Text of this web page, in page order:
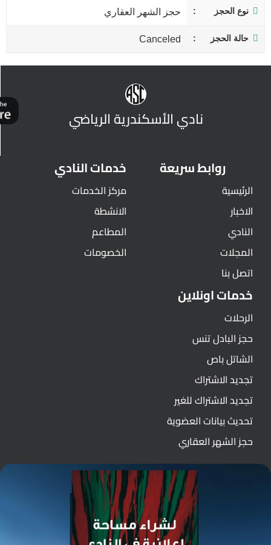
نوع الحجز حجز الشهر العقاري
حالة الحجز Canceled
نادي الأسكندرية الرياضي
روابط سريعة
الرئيسية
الاخبار
النادي
المجلات
اتصل بنا
خدمات النادي
مركز الخدمات
الانشطة
المطاعم
الخصومات
خدمات اونلاين
الرحلات
حجز البادل تنس
الشاتل باص
تجديد الاشتراك
تجديد الاشتراك للغير
تحديث بيانات العضوية
حجز الشهر العقاري